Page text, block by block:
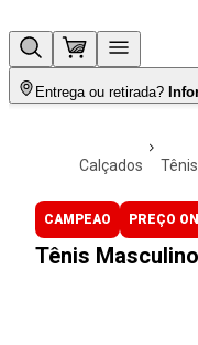
Entrega ou retirada?
calçados tênis
CAMPEAO PREÇO
Tênis